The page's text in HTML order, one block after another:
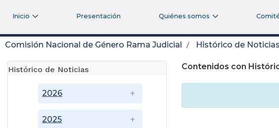
Inicio Presentación Quiénes somos
Comisión Nacional de Género Rama Judicial Histórico de Noticias
Histórico de Noticias
2025
2026
Contenidos con